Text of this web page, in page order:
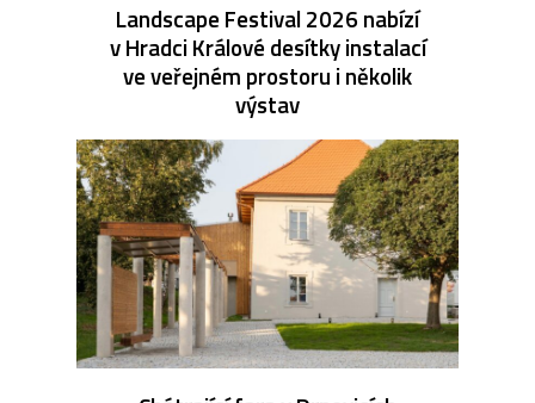
Landscape Festival 2026 nabízí
v Hradci Králové desítky instalací
ve veřejném prostoru i několik
výstav